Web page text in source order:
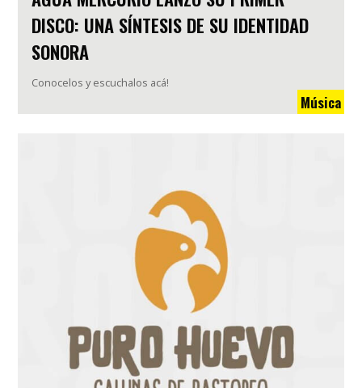
DISCO: UNA SÍNTESIS DE SU IDENTIDAD
SONORA
Conocelos y escuchalos acá!
Música